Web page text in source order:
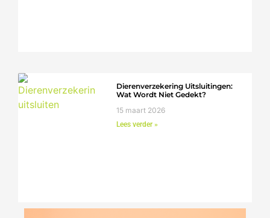
Dierenverzekering Uitsluitingen:
Wat Wordt Niet Gedekt?
15 maart 2026
Lees verder »